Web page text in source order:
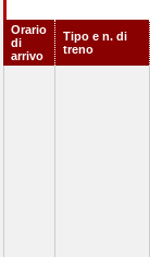
Orario
di
arrivo
Tipo e n. di
treno